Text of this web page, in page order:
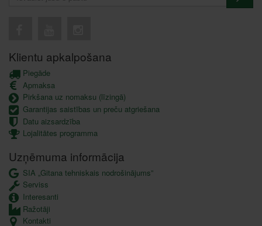
Klientu apkalpošana
Piegāde
Apmaksa
Pirkšana uz nomaksu (līzingā)
Garantijas saistības un preču atgriešana
Datu aizsardzība
Lojalitātes programma
Uzņēmuma informācija
SIA „Gitana tehniskais nodrošinājums”
Serviss
Interesanti
Ražotāji
Kontakti